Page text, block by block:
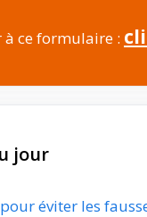
à ce formulaire :
jour
éviter les